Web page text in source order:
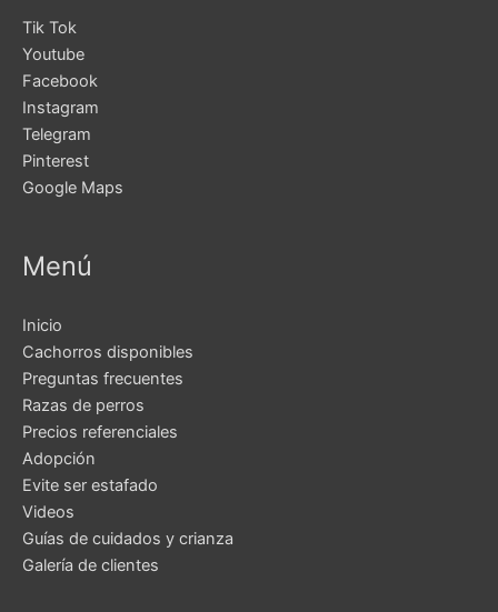
Tik Tok
Youtube
Facebook
Instagram
Telegram
Pinterest
Google Maps
Menú
Inicio
Cachorros disponibles
Preguntas frecuentes
Razas de perros
Precios referenciales
Adopción
Evite ser estafado
Videos
Guías de cuidados y crianza
Galería de clientes